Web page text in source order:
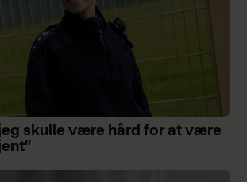
skulle være hård for at være